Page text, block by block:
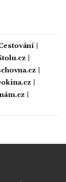
|